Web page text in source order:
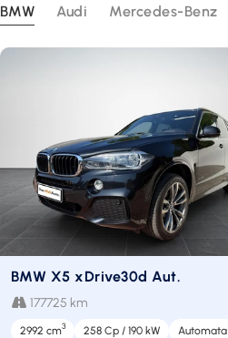
BMW Audi Mercedes-Benz
BMW X5 xDrive30d Aut.
177725 km
2992 cm3 258 Cp / 190 kW
Automata